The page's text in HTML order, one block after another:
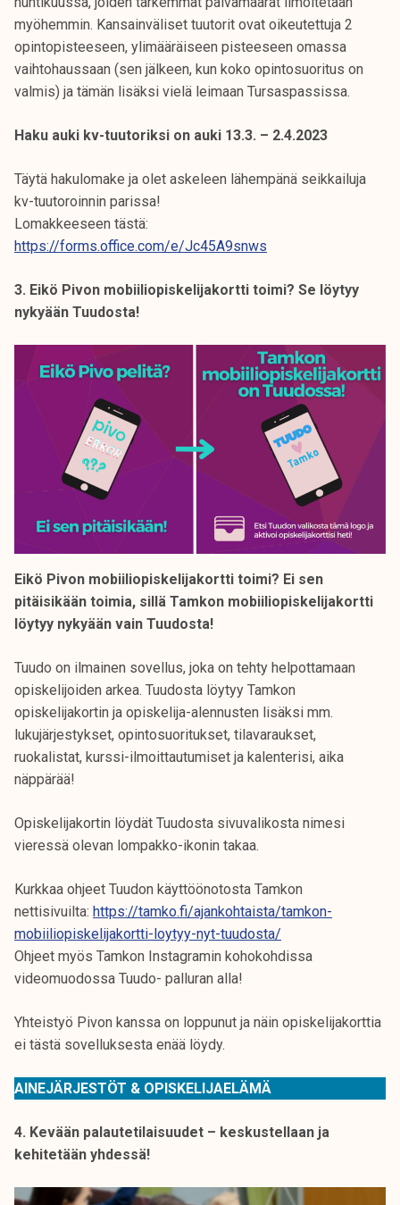
myöhemmin. Kansainväliset tuutorit ovat oikeutettuja 2
opintopisteeseen, ylimääräiseen pisteeseen omassa
vaihtohaussaan (sen jälkeen, kun koko opintosuoritus on
valmis) ja tämän lisäksi vielä leimaan Tursaspassissa.
Haku auki kv-tuutoriksi on auki 13.3. – 2.4.2023
Täytä hakulomake ja olet askeleen lähempänä seikkailuja
kv-tuutoroinnin parissa!
Lomakkeeseen tästä:
https://forms.office.com/e/Jc45A9snws
3. Eikö Pivon mobiiliopiskelijakortti toimi? Se löytyy
nykyään Tuudosta!
Eikö Pivon mobiiliopiskelijakortti toimi? Ei sen
pitäisikään toimia, sillä Tamkon mobiiliopiskelijakortti
löytyy nykyään vain Tuudosta!
Tuudo on ilmainen sovellus, joka on tehty helpottamaan
opiskelijoiden arkea. Tuudosta löytyy Tamkon
opiskelijakortin ja opiskelija-alennusten lisäksi mm.
lukujärjestykset, opintosuoritukset, tilavaraukset,
ruokalistat, kurssi-ilmoittautumiset ja kalenterisi, aika
näppärää!
Opiskelijakortin löydät Tuudosta sivuvalikosta nimesi
vieressä olevan lompakko-ikonin takaa.
Kurkkaa ohjeet Tuudon käyttöönotosta Tamkon
nettisivuilta: https://tamko.fi/ajankohtaista/tamkon-
mobiiliopiskelijakortti-loytyy-nyt-tuudosta/
Ohjeet myös Tamkon Instagramin kohokohdissa
videomuodossa Tuudo- palluran alla!
Yhteistyö Pivon kanssa on loppunut ja näin opiskelijakorttia
ei tästä sovelluksesta enää löydy.
AINEJÄRJESTÖT & OPISKELIJAELÄMÄ
4. Kevään palautetilaisuudet – keskustellaan ja
kehitetään yhdessä!